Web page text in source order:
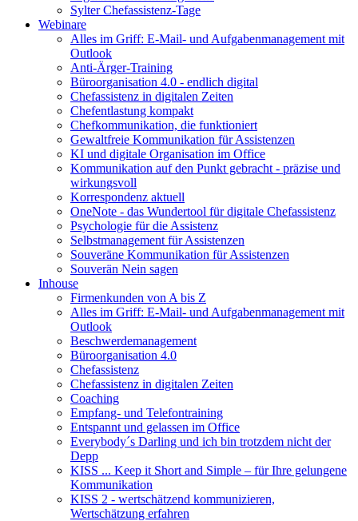
Sylter Chefassistenz-Tage
Webinare
Alles im Griff: E-Mail- und Aufgabenmanagement mit
Outlook
Anti-Ärger-Training
Büroorganisation 4.0 - endlich digital
Chefassistenz in digitalen Zeiten
Chefentlastung kompakt
Chefkommunikation, die funktioniert
Gewaltfreie Kommunikation für Assistenzen
KI und digitale Organisation im Office
Kommunikation auf den Punkt gebracht - präzise und
wirkungsvoll
Korrespondenz aktuell
OneNote - das Wundertool für digitale Chefassistenz
Psychologie für die Assistenz
Selbstmanagement für Assistenzen
Souveräne Kommunikation für Assistenzen
Souverän Nein sagen
Inhouse
Firmenkunden von A bis Z
Alles im Griff: E-Mail- und Aufgabenmanagement mit
Outlook
Beschwerdemanagement
Büroorganisation 4.0
Chefassistenz
Chefassistenz in digitalen Zeiten
Coaching
Empfang- und Telefontraining
Entspannt und gelassen im Office
Everybody´s Darling und ich bin trotzdem nicht der
Depp
KISS ... Keep it Short and Simple – für Ihre gelungene
Kommunikation
KISS 2 - wertschätzend kommunizieren,
Wertschätzung erfahren